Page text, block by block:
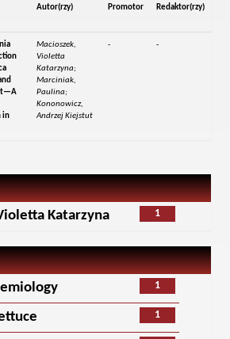
Autor(rzy) Promotor Redaktor(rzy)
in
Macioszek,
Violetta
Katarzyna;
Marciniak,
Paulina;
Kononowicz,
Andrzej Kiejstut
- -
1
Katarzyna
1
1